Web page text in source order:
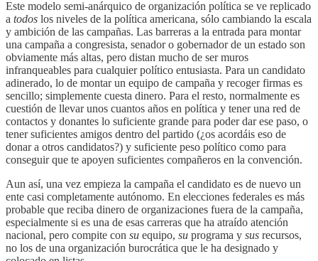
Este modelo semi-anárquico de organización política se ve replicado
a todos los niveles de la política americana, sólo cambiando la escala
y ambición de las campañas. Las barreras a la entrada para montar
una campaña a congresista, senador o gobernador de un estado son
obviamente más altas, pero distan mucho de ser muros
infranqueables para cualquier político entusiasta. Para un candidato
adinerado, lo de montar un equipo de campaña y recoger firmas es
sencillo; simplemente cuesta dinero. Para el resto, normalmente es
cuestión de llevar unos cuantos años en política y tener una red de
contactos y donantes lo suficiente grande para poder dar ese paso, o
tener suficientes amigos dentro del partido (¿os acordáis eso de
donar a otros candidatos?) y suficiente peso político como para
conseguir que te apoyen suficientes compañeros en la convención.
Aun así, una vez empieza la campaña el candidato es de nuevo un
ente casi completamente autónomo. En elecciones federales es más
probable que reciba dinero de organizaciones fuera de la campaña,
especialmente si es una de esas carreras que ha atraído atención
nacional, pero compite con su equipo, su programa y sus recursos,
no los de una organización burocrática que le ha designado y